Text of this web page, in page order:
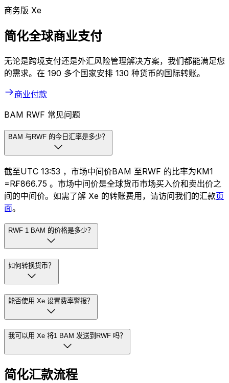
商务版 Xe
简化全球商业支付
无论是跨境支付还是外汇风险管理解决方案，我们都能满足您
的需求。在 190 多个国家安排 130 种货币的国际转账。
商业付款
BAM RWF 常见问题
BAM 与RWF 的今日汇率是多少？
截至UTC 13:53 ，市场中间价BAM 至RWF 的比率为KM1
=R₣866.75 。市场中间价是全球货币市场买入价和卖出价之
间的中间价。如需了解 Xe 的转账费用，请访问我们的汇款页
面。
RWF 1 BAM 的价格是多少？
如何转换货币？
能否使用 Xe 设置费率警报？
我可以用 Xe 将1 BAM 发送到RWF 吗？
简化汇款流程